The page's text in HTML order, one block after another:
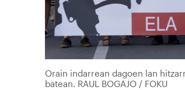
Orain indarrean dagoen lan
batean. RAUL BOGAJO / FOKU